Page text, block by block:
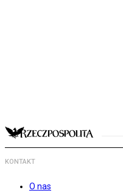
KONTAKT
O nas